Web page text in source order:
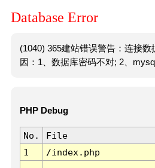
Database Error
(1040) 365建站错误警告：连接
因：1、数据库密码不对; 2、
PHP Debug
No. File
1
/index.php